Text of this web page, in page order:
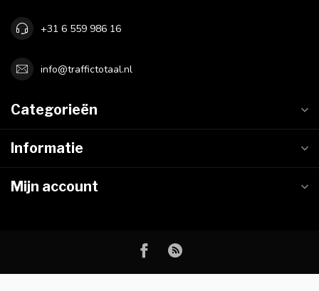
+31 6 559 986 16
info@traffictotaal.nl
Categorieën
Informatie
Mijn account